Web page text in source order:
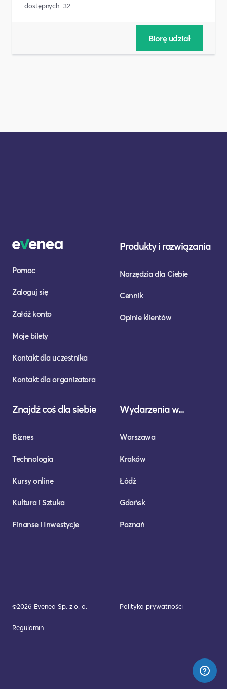
dostępnych: 32
Pomoc
Zaloguj się
Załóż konto
Moje bilety
Kontakt dla uczestnika
Kontakt dla organizatora
Produkty i rozwiązania
Narzędzia dla Ciebie
Cennik
Opinie klientów
Znajdź coś dla siebie
Biznes
Technologia
Kursy online
Kultura i Sztuka
Finanse i Inwestycje
Wydarzenia w...
Warszawa
Kraków
Łódź
Gdańsk
Poznań
©2026 Evenea Sp. z o. o. Polityka prywatności
Regulamin